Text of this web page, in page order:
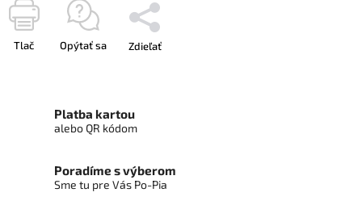
Tlač Opýtať sa Zdieľať
Platba kartou
alebo QR kódom
Poradíme s výberom
Sme tu pre Vás Po-Pia